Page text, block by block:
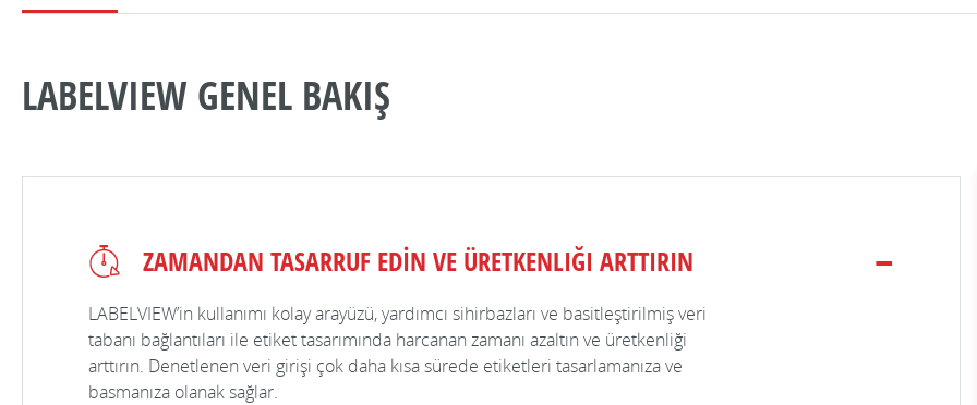
LABELVIEW GENEL BAKIŞ
ZAMANDAN TASARRUF EDİN VE ÜRETKENLIĞI ARTTIRIN
LABELVIEW’in kullanımı kolay arayüzü, yardımcı sihirbazları ve basitleştirilmiş veri
tabanı bağlantıları ile etiket tasarımında harcanan zamanı azaltın ve üretkenliği
arttırın. Denetlenen veri girişi çok daha kısa sürede etiketleri tasarlamanıza ve
basmanıza olanak sağlar.